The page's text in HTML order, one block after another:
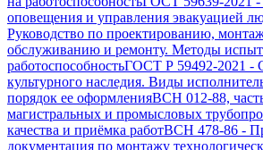
оповещения и управления эвакуацией
Руководство по проектированию,
обслуживанию и ремонту. Методы
работоспособностьГОСТ Р 59492-2021 -
культурного наследия. Виды
порядок ее оформленияВСН 012-88,
магистральных и промысловых
качества и приёмка работВСН 478-86 -
документация по монтажу